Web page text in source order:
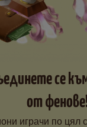
се
от
играчи по цял